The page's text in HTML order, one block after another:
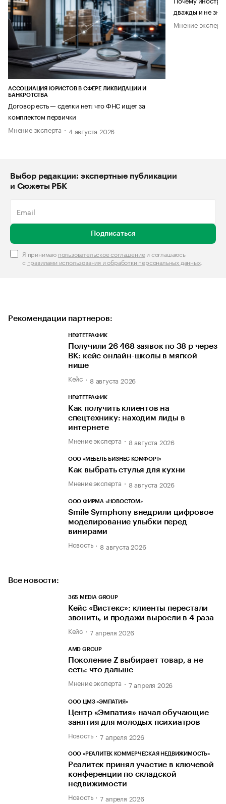
АССОЦИАЦИЯ ЮРИСТОВ В СФЕРЕ ЛИКВИДАЦИИ И
БАНКРОТСТВА
Договор есть — сделки нет: что ФНС ищет за
комплектом первички
Мнение эксперта
4 августа 2026
дважды и не
Мнение
Выбор редакции: экспертные публикации
и Сюжеты РБК
Подписаться
Я принимаю пользовательское соглашениеи соглашаюсь
с правилами использования и обработки персональных данных.
Рекомендации партнеров:
НЕФТЕТРАФИК
Получили 26 468 заявок по 38 р через
ВК: кейс онлайн-школы в мягкой
нише
Кейс 8 августа 2026
НЕФТЕТРАФИК
Как получить клиентов на
спецтехнику: находим лиды в
интернете
Мнение эксперта 8 августа 2026
ООО «МЕБЕЛЬ БИЗНЕС КОМФОРТ»
Как выбрать стулья для кухни
Мнение эксперта 8 августа 2026
ООО ФИРМА «НОВОСТОМ»
Smile Symphony внедрили цифровое
моделирование улыбки перед
винирами
Новость 8 августа 2026
Все новости:
365 MEDIA GROUP
Кейс «Вистекс»: клиенты перестали
звонить, и продажи выросли в 4 раза
Кейс 7 апреля 2026
AMD GROUP
Поколение Z выбирает товар, а не
сеть: что дальше
Мнение эксперта 7 апреля 2026
ООО ЦМЗ «ЭМПАТИЯ»
Центр «Эмпатия» начал обучающие
занятия для молодых психиатров
Новость 7 апреля 2026
ООО «РЕАЛИТЕК КОММЕРЧЕСКАЯ НЕДВИЖИМОСТЬ»
Реалитек принял участие в ключевой
конференции по складской
недвижимости
Новость 7 апреля 2026